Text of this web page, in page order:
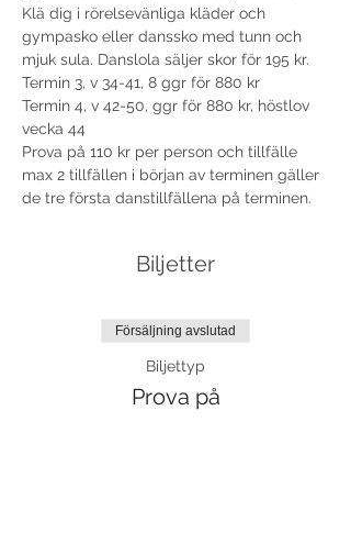
Klä dig i rörelsevänliga kläder och
gympasko eller danssko med tunn och
mjuk sula. Danslola säljer skor för 195 kr.
Termin 3, v 34-41, 8 ggr för 880 kr
Termin 4, v 42-50, ggr för 880 kr, höstlov
vecka 44
Prova på 110 kr per person och tillfälle
max 2 tillfällen i början av terminen gäller
de tre första danstillfällena på terminen.
Biljetter
Försäljning avslutad
Biljettyp
Prova på